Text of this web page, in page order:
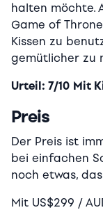
halten möchte.
Game of
Kissen zu
gemütlicher zu
Urteil: 7/10 Mit
Preis
Der Preis ist
bei einfachen
noch etwas,
Mit US$299 /